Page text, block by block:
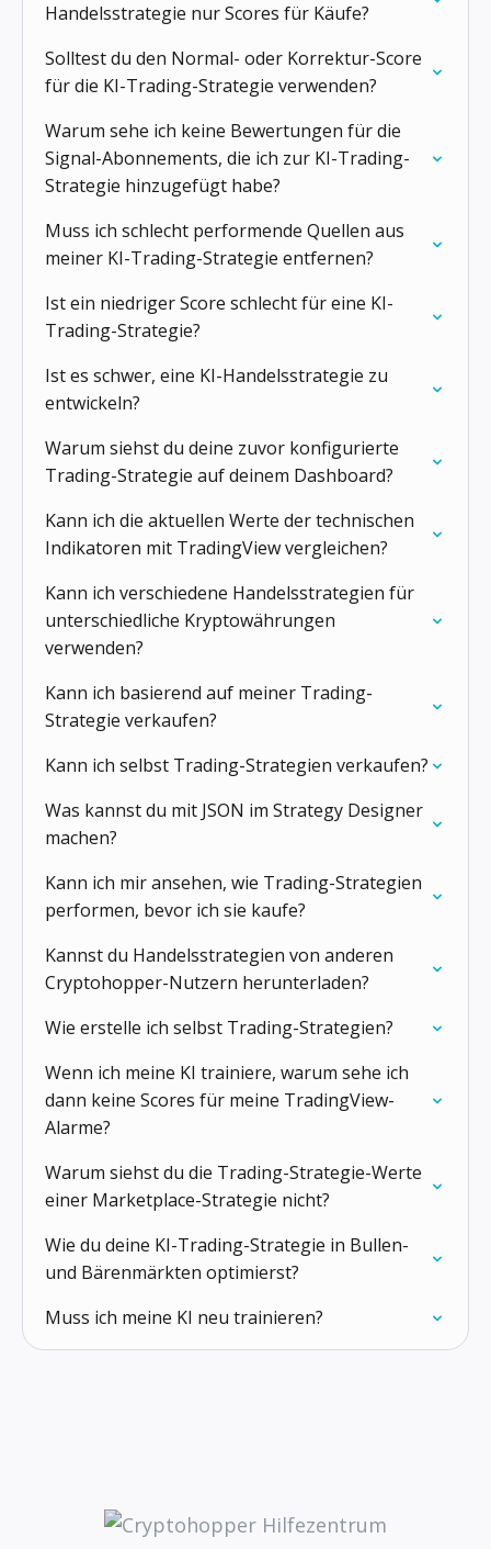
Handelsstrategie nur Scores für Käufe?
Solltest du den Normal- oder Korrektur-Score
für die KI-Trading-Strategie verwenden?
Warum sehe ich keine Bewertungen für die
Signal-Abonnements, die ich zur KI-Trading-
Strategie hinzugefügt habe?
Muss ich schlecht performende Quellen aus
meiner KI-Trading-Strategie entfernen?
Ist ein niedriger Score schlecht für eine KI-
Trading-Strategie?
Ist es schwer, eine KI-Handelsstrategie zu
entwickeln?
Warum siehst du deine zuvor konfigurierte
Trading-Strategie auf deinem Dashboard?
Kann ich die aktuellen Werte der technischen
Indikatoren mit TradingView vergleichen?
Kann ich verschiedene Handelsstrategien für
unterschiedliche Kryptowährungen
verwenden?
Kann ich basierend auf meiner Trading-
Strategie verkaufen?
Kann ich selbst Trading-Strategien verkaufen?
Was kannst du mit JSON im Strategy Designer
machen?
Kann ich mir ansehen, wie Trading-Strategien
performen, bevor ich sie kaufe?
Kannst du Handelsstrategien von anderen
Cryptohopper-Nutzern herunterladen?
Wie erstelle ich selbst Trading-Strategien?
Wenn ich meine KI trainiere, warum sehe ich
dann keine Scores für meine TradingView-
Alarme?
Warum siehst du die Trading-Strategie-Werte
einer Marketplace-Strategie nicht?
Wie du deine KI-Trading-Strategie in Bullen-
und Bärenmärkten optimierst?
Muss ich meine KI neu trainieren?